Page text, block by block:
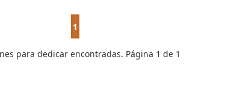
1
para dedicar encontradas. Página 1 de 1